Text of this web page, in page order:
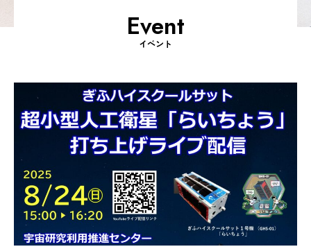
イベント
Event